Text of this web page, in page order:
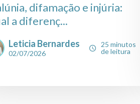
difamação e injúria:
a diferenç...
Leticia Bernardes
02/07/2026
25 minutos
de leitura